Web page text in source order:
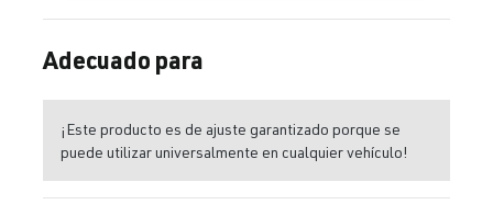
Adecuado para
¡Este producto es de ajuste garantizado porque se
puede utilizar universalmente en cualquier vehículo!